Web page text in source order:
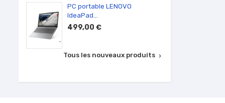
PC portable LENOVO
IdeaPad...
499,00 €
Tous les nouveaux produits 